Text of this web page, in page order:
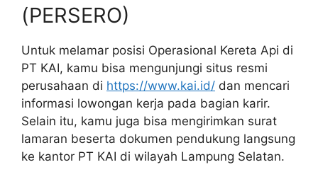
(PERSERO)
Untuk melamar posisi Operasional Kereta Api di
PT KAI, kamu bisa mengunjungi situs resmi
perusahaan di https://www.kai.id/ dan mencari
informasi lowongan kerja pada bagian karir.
Selain itu, kamu juga bisa mengirimkan surat
lamaran beserta dokumen pendukung langsung
ke kantor PT KAI di wilayah Lampung Selatan.